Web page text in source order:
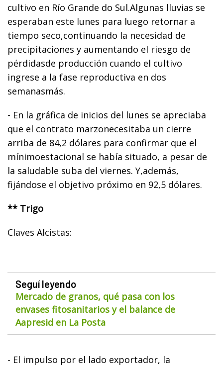
cultivo en Río Grande do Sul.Algunas lluvias se
esperaban este lunes para luego retornar a
tiempo seco,continuando la necesidad de
precipitaciones y aumentando el riesgo de
pérdidasde producción cuando el cultivo
ingrese a la fase reproductiva en dos
semanasmás.
- En la gráfica de inicios del lunes se apreciaba
que el contrato marzonecesitaba un cierre
arriba de 84,2 dólares para confirmar que el
mínimoestacional se había situado, a pesar de
la saludable suba del viernes. Y,además,
fijándose el objetivo próximo en 92,5 dólares.
** Trigo
Claves Alcistas:
Seguí leyendo
Mercado de granos, qué pasa con los
envases fitosanitarios y el balance de
Aapresid en La Posta
- El impulso por el lado exportador, la